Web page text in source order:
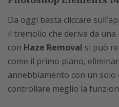
Da oggi basta cliccare
il tremolio che deriva da
con Haze Removal si può
come il primo piano,
annebbiamento con un
controllare meglio la